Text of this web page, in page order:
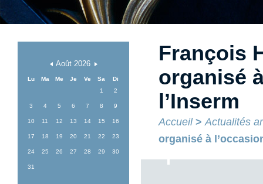
Août2026
Lu Ma Me Je Ve Sa
Di
1
2
3 4 5 6 7 8 9
10 11 12 13 14 15 16
17 18 19 20 21 22 23
24 25 26 27 28 29 30
31
François
organisé
l’Inserm
Accueil>Actualités
organisé à